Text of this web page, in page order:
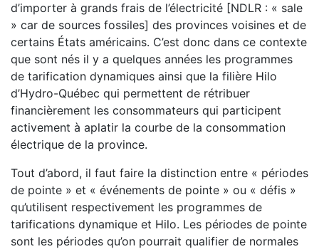
d’importer à grands frais de l’électricité [NDLR : « sale
» car de sources fossiles] des provinces voisines et de
certains États américains. C’est donc dans ce contexte
que sont nés il y a quelques années les programmes
de tarification dynamiques ainsi que la filière Hilo
d’Hydro-Québec qui permettent de rétribuer
financièrement les consommateurs qui participent
activement à aplatir la courbe de la consommation
électrique de la province.
Tout d’abord, il faut faire la distinction entre « périodes
de pointe » et « événements de pointe » ou « défis »
qu’utilisent respectivement les programmes de
tarifications dynamique et Hilo. Les périodes de pointe
sont les périodes qu’on pourrait qualifier de normales